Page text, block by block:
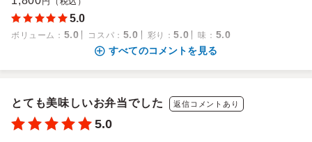
5.0
ボリューム ： 5.0 コスパ ： 5.0 彩り ：5.0 味 ： 5.0
すべてのコメントを見る
とても美味しいお弁当でした 返信コメントあり
5.0